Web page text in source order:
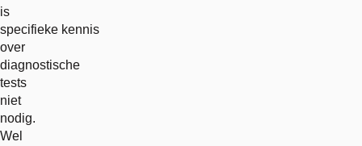
is
specifieke kennis
over
diagnostische
tests
niet
nodig.
Wel